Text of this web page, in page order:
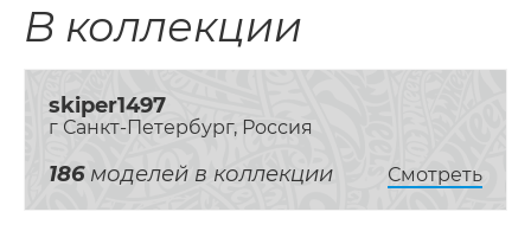
В коллекции
skiper1497
г Санкт-Петербург, Россия
186моделей в коллекции Смотреть